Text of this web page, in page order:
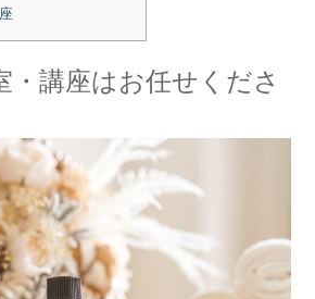
・講座はお任せくださ